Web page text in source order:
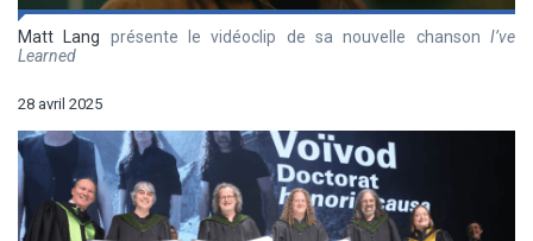
Matt Lang présente le vidéoclip de sa nouvelle chansonI’ve
Learned
28 avril 2025